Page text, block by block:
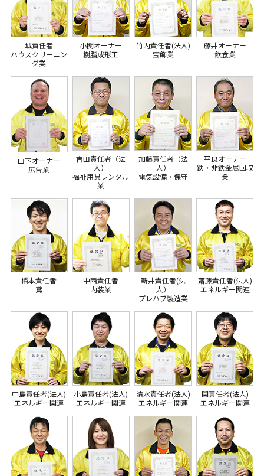
城責任者
ハウスクリーニン
グ業
小関オーナー
樹脂成形工
竹内責任者(法人)
宝飾業
藤井オーナー
飲食業
山下オーナー
広告業
吉田責任者（法
人）
福祉用具レンタル
業
加藤責任者（法
人）
電気設備・保守
平良オーナー
鉄・非鉄金属回収
業
橋本責任者
鳶
中西責任者
内装業
新井責任者(法
人）
プレハブ製造業
齋藤責任者(法人)
エネルギー関連
中島責任者(法人)
エネルギー関連
小島責任者(法人)
エネルギー関連
清水責任者(法人)
エネルギー関連
関責任者(法人)
エネルギー関連